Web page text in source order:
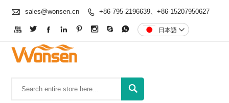
 sales@wonsen.cn  +86-795-2196639、+86-15207950627
        日本語 
